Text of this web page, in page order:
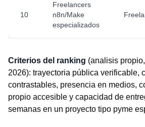
10
Freelancers
n8n/Make
especializados
Criterios del ranking (analisis
2026): trayectoria pública verificable,
contrastables, presencia en medios,
propio accesible y capacidad de
semanas en un proyecto tipo pyme